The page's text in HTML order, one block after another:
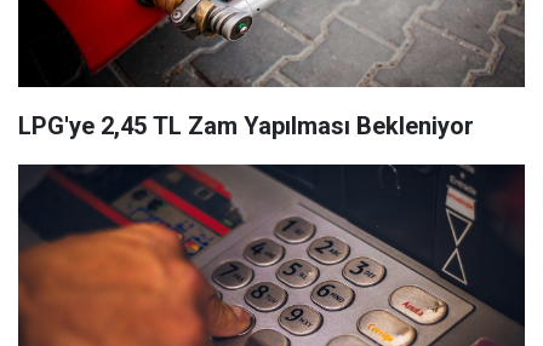
LPG'ye 2,45 TL Zam Yapılması Bekleniyor